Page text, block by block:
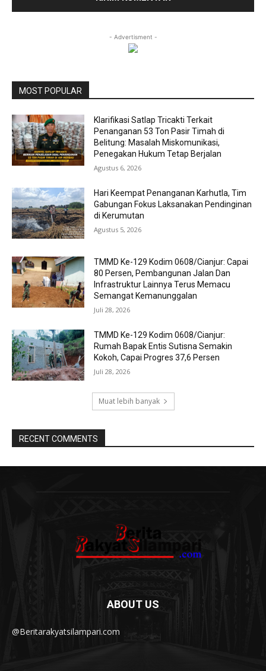
- Advertisment -
MOST POPULAR
Klarifikasi Satlap Tricakti Terkait
Penanganan 53 Ton Pasir Timah di
Belitung: Masalah Miskomunikasi,
Penegakan Hukum Tetap Berjalan
Agustus 6, 2026
Hari Keempat Penanganan Karhutla, Tim
Gabungan Fokus Laksanakan Pendinginan
di Kerumutan
Agustus 5, 2026
TMMD Ke-129 Kodim 0608/Cianjur: Capai
80 Persen, Pembangunan Jalan Dan
Infrastruktur Lainnya Terus Memacu
Semangat Kemanunggalan
Juli 28, 2026
TMMD Ke-129 Kodim 0608/Cianjur:
Rumah Bapak Entis Sutisna Semakin
Kokoh, Capai Progres 37,6 Persen
Juli 28, 2026
Muat lebih banyak
RECENT COMMENTS
ABOUT US
@Beritarakyatsilampari.com